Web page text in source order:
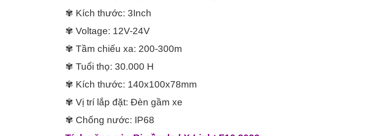
✾ Kích thước: 3Inch
✾ Voltage: 12V-24V
✾ Tầm chiếu xa: 200-300m
✾ Tuổi thọ: 30.000 H
✾ Kích thước: 140x100x78mm
✾ Vị trí lắp đặt: Đèn gầm xe
✾ Chống nước: IP68